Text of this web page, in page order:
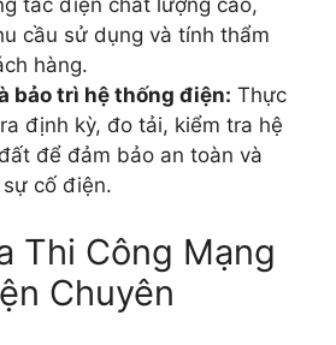
tắc điện chất lượng cao,
cầu sử dụng và tính thẩm
hàng.
bảo trì hệ thống điện: Thực
định kỳ, đo tải, kiểm tra hệ
để đảm bảo an toàn và
cố điện.
Thi Công Mạng
Chuyên